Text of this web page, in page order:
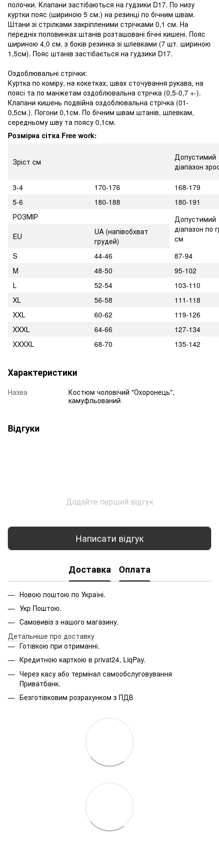
полочки. Клапани застібаються на гудзики D17. По низу
куртки пояс (шириною 5 см.) на резинці по бічним швам.
Штани зі стрілками закріпленими стрічками 0,1 см. На
передніх половинках штанів розташовані бічні кишені. Пояс
шириною 4,0 см. з боків резинка зі шлевками (7 шт. шириною
1,5см). Пояс штанів застібається на гудзики D17.
Оздоблювальні стрічки:
Куртка по коміру, на кокетках, швах сточування рукава, на
поясі та по манжетам оздоблювальна стрічка (0,5-0,7 +-).
Клапани кишень подвійна оздоблювальна стрічка (01-
0,5см.). Погони 0,1см. По бічним швам штанів, шлевкам,
середньому шву та поясу 0,1см.
Розмірна сітка Free work:
Зріст см
Допустимий
діапазон
3-4 170-176
168-179
5-6
180-188
180-191
РОЗМІР
Допустимий
діапазон по
см
EU UA (напівобхват
грудей)
S
44-46
87-94
M
48-50
95-102
L
52-54
103-110
XL
56-58
111-118
XXL
60-62
119-126
XXXL
64-66
127-134
XXXXL
68-70 135-142
Характеристики
Назва
Костюм чоловічий "Охоронець",
камуфльований
Відгуки
Додайте перший відгук
Написати відгук
Доставка Оплата
Новою поштою по Україні.
Укр Поштою.
Самовивіз з нашого магазину.
Детальніше про доставку
Готівкою при отриманні.
Кредитною карткою в privat24, LiqPay.
Через касу або термінал самообслуговування
Приватбанк.
Безготівковим розрахунком з ПДВ